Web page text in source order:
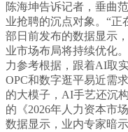
陈海坤告诉记者，垂曲
业抢聘的沉点对象。“
部日前发布的数据显示
业市场布局将持续优化
力参考根据，跟着AI取
OPC和数字逛平易近需
的大模子，AI手艺还沉
的《2026年人力资本市
数据显示，业内专家暗